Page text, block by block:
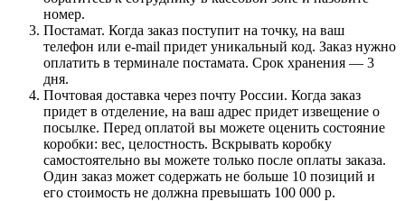
номер.
Постамат. Когда заказ поступит на точку, на ваш
телефон или e-mail придет уникальный код. Заказ нужно
оплатить в терминале постамата. Срок хранения — 3
дня.
Почтовая доставка через почту России. Когда заказ
придет в отделение, на ваш адрес придет извещение о
посылке. Перед оплатой вы можете оценить состояние
коробки: вес, целостность. Вскрывать коробку
самостоятельно вы можете только после оплаты заказа.
Один заказ может содержать не больше 10 позиций и
его стоимость не должна превышать 100 000 р.